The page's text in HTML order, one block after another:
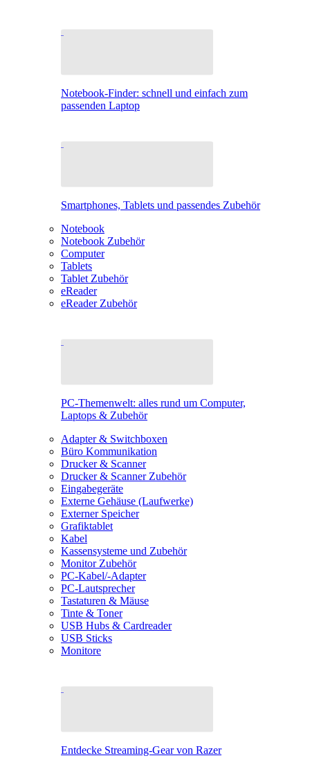
Notebook-Finder: schnell und einfach zum
passenden Laptop
Smartphones, Tablets und passendes Zubehör
Notebook
Notebook Zubehör
Computer
Tablets
Tablet Zubehör
eReader
eReader Zubehör
PC-Themenwelt: alles rund um Computer,
Laptops & Zubehör
Adapter & Switchboxen
Büro Kommunikation
Drucker & Scanner
Drucker & Scanner Zubehör
Eingabegeräte
Externe Gehäuse (Laufwerke)
Externer Speicher
Grafiktablet
Kabel
Kassensysteme und Zubehör
Monitor Zubehör
PC-Kabel/-Adapter
PC-Lautsprecher
Tastaturen & Mäuse
Tinte & Toner
USB Hubs & Cardreader
USB Sticks
Monitore
Entdecke Streaming-Gear von Razer